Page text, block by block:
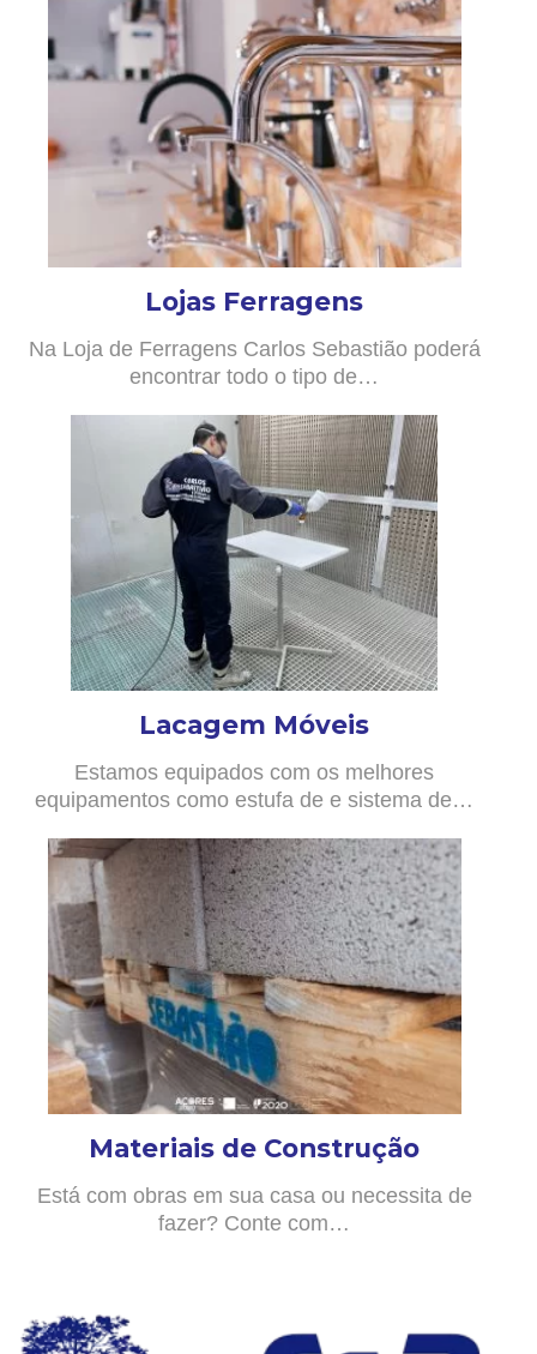
Lojas Ferragens
Na Loja de Ferragens Carlos Sebastião poderá
encontrar todo o tipo de…
Lacagem Móveis
Estamos equipados com os melhores
equipamentos como estufa de e sistema de…
Materiais de Construção
Está com obras em sua casa ou necessita de
fazer? Conte com…